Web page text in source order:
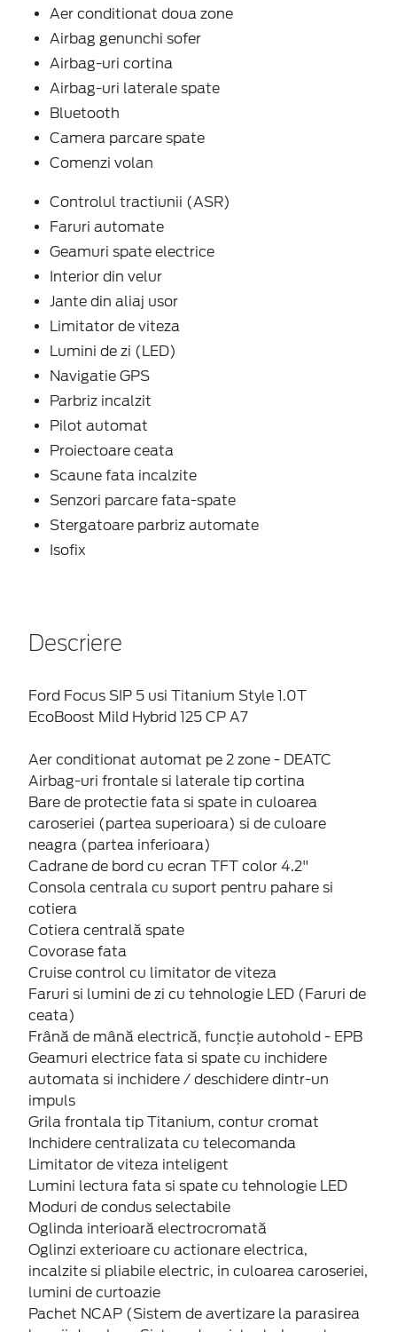
Aer conditionat doua zone
Airbag genunchi sofer
Airbag-uri cortina
Airbag-uri laterale spate
Bluetooth
Camera parcare spate
Comenzi volan
Controlul tractiunii (ASR)
Faruri automate
Geamuri spate electrice
Interior din velur
Jante din aliaj usor
Limitator de viteza
Lumini de zi (LED)
Navigatie GPS
Parbriz incalzit
Pilot automat
Proiectoare ceata
Scaune fata incalzite
Senzori parcare fata-spate
Stergatoare parbriz automate
Isofix
Descriere
Ford Focus SIP 5 usi Titanium Style 1.0T
EcoBoost Mild Hybrid 125 CP A7
Aer conditionat automat pe 2 zone - DEATC
Airbag-uri frontale si laterale tip cortina
Bare de protectie fata si spate in culoarea
caroseriei (partea superioara) si de culoare
neagra (partea inferioara)
Cadrane de bord cu ecran TFT color 4.2"
Consola centrala cu suport pentru pahare si
cotiera
Cotiera centrală spate
Covorase fata
Cruise control cu limitator de viteza
Faruri si lumini de zi cu tehnologie LED (Faruri de
ceata)
Frână de mână electrică, funcție autohold - EPB
Geamuri electrice fata si spate cu inchidere
automata si inchidere / deschidere dintr-un
impuls
Grila frontala tip Titanium, contur cromat
Inchidere centralizata cu telecomanda
Limitator de viteza inteligent
Lumini lectura fata si spate cu tehnologie LED
Moduri de condus selectabile
Oglinda interioară electrocromată
Oglinzi exterioare cu actionare electrica,
incalzite si pliabile electric, in culoarea caroseriei,
lumini de curtoazie
Pachet NCAP (Sistem de avertizare la parasirea